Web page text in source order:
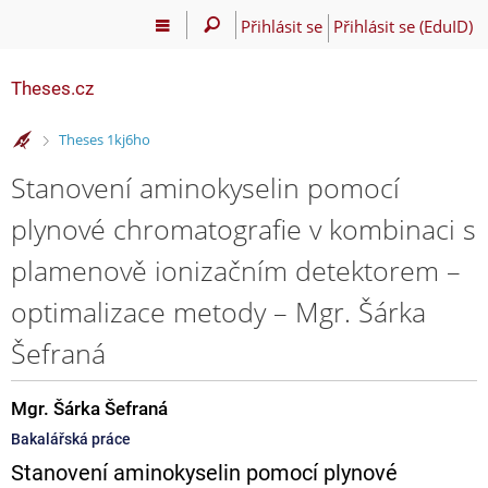
Přihlásit se Přihlásit se (EduID)
Theses.cz
>
Theses 1kj6ho
Stanovení aminokyselin pomocí
plynové chromatografie v kombinaci s
plamenově ionizačním detektorem –
optimalizace metody – Mgr. Šárka
Šefraná
Mgr. Šárka Šefraná
Bakalářská práce
Stanovení aminokyselin pomocí plynové